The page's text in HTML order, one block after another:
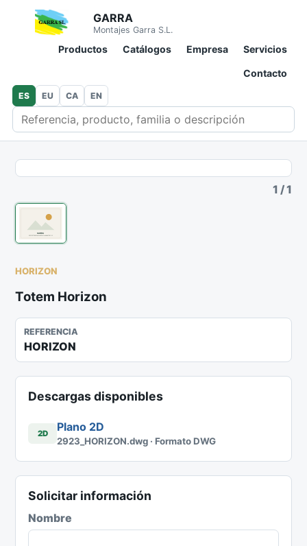
GARRA
Montajes Garra S.L.
Productos Catálogos Empresa Servicios
Contacto
Buscar en catálogo
ES EU CA EN
1 /1
HORIZON
Totem Horizon
REFERENCIA
HORIZON
Descargas disponibles
2D Plano 2D
2923_HORIZON.dwg · Formato DWG
Solicitar información
Nombre